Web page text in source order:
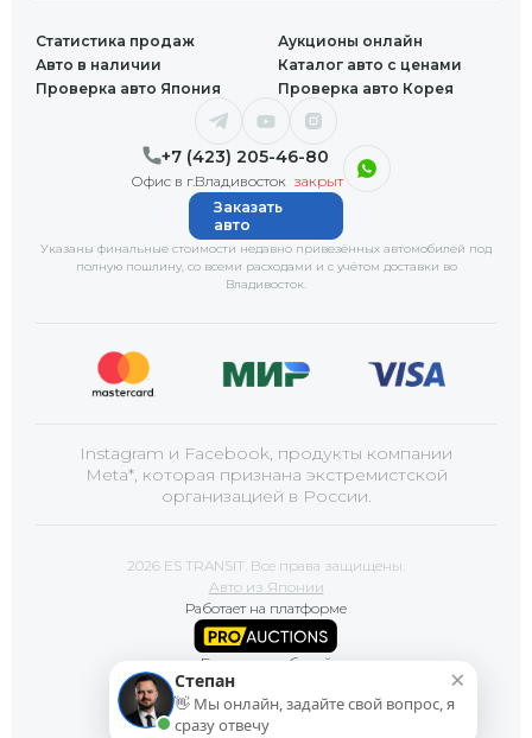
+7 (423) 205-46-80
Офис в г.Владивосток закрыт
Статистика продаж
Аукционы онлайн
Авто в наличии
Каталог авто с ценами
Проверка авто Япония
Проверка авто Корея
Указаны финальные стоимости недавно привезённых автомобилей под
полную пошлину, со всеми расходами и с учётом доставки во
Владивосток.
Заказать
авто
Instagram и Facebook, продукты компании
Meta*, которая признана экстремистской
организацией в России.
2026 ES TRANSIT. Все права защищены.
Авто из Японии
Работает на платформе
Базы автомобилей
Сайт продвигает
×
Степан
👋 Мы онлайн, задайте свой вопрос, я
сразу отвечу